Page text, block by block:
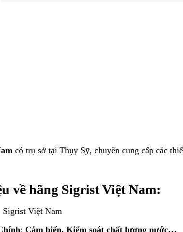
có trụ sở tại Thụy Sỹ, chuyên cung cấp các
về hãng Sigrist Việt Nam:
Sigrist Việt Nam
: Cảm biến, Kiểm soát chất lượng nước…